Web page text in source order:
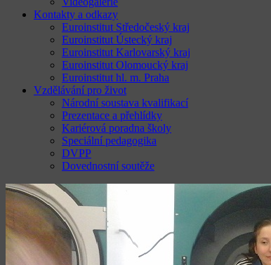
Kontakty a odkazy
Euroinstitut Středočeský kraj
Euroinstitut Ústecký kraj
Euroinstitut Karlovarský kraj
Euroinstitut Olomoucký kraj
Euroinstitut hl. m. Praha
Vzdělávání pro život
Národní soustava kvalifikací
Prezentace a přehlídky
Kariérová poradna školy
Speciální pedagogika
DVPP
Dovednostní soutěže